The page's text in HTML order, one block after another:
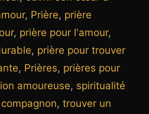
, Prière, prière
, prière pour l'amour,
, prière pour trouver
, Prières, prières pour
amoureuse, spiritualité
, trouver un